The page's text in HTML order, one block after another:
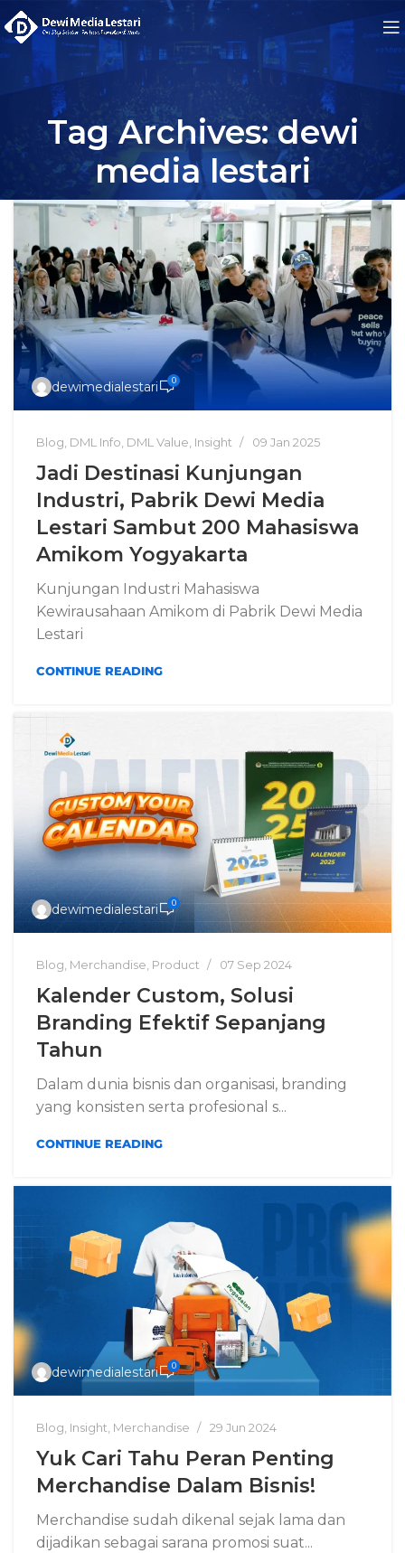
Tag Archives: dewi
media lestari
dewimedialestari 0
Blog DML Info DML Value Insight 09 Jan 2025
Jadi Destinasi Kunjungan
Industri, Pabrik Dewi Media
Lestari Sambut 200 Mahasiswa
Amikom Yogyakarta
Kunjungan Industri Mahasiswa
Kewirausahaan Amikom di Pabrik Dewi Media
Lestari
CONTINUE READING
dewimedialestari 0
Blog Merchandise Product 07 Sep 2024
Kalender Custom, Solusi
Branding Efektif Sepanjang
Tahun
Dalam dunia bisnis dan organisasi, branding
yang konsisten serta profesional s...
CONTINUE READING
dewimedialestari 0
Blog, Insight, Merchandise 29 Jun 2024
Yuk Cari Tahu Peran Penting
Merchandise Dalam Bisnis!
Merchandise sudah dikenal sejak lama dan
dijadikan sebagai sarana promosi suat...